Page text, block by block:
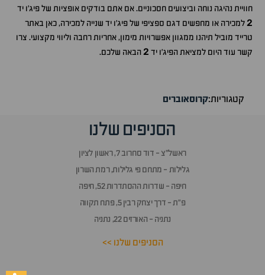
חוויית נהיגה נוחה וביצועים חסכוניים. אם אתם בודקים אופציות של פיג'ו יד
2למכירה או מחפשים דגם ספציפי של פיג'ו יד שנייה למכירה, כאן באתר
טרייד מוביל תיהנו ממגוון אפשרויות מימון, אחריות רחבה וליווי מקצועי. צרו
קשר עוד היום למציאת הפיג'ו יד 2הבאה שלכם.
קטגוריות:קרוסאוברים
הסניפים שלנו
ראשל״צ - דוד סחרוב 7, ראשון לציון
גלילות - מתחם פי גלילות, רמת השרון
חיפה - שדרות ההסתדרות 52, חיפה
פ״ת - דרך יצחק רבין 5, פתח תקווה
נתניה - האורזים 22, נתניה
הסניפים שלנו >>